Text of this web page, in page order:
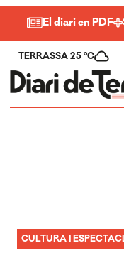
El diari en PDF
TERRASSA 25 ºC
CULTURA I